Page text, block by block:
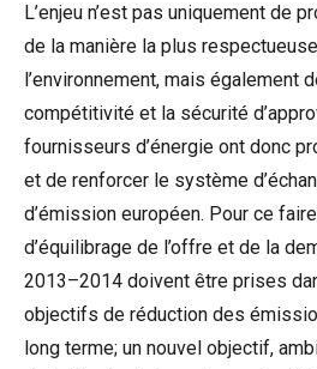
L’enjeu n’est pas uniquement de
de la manière la plus
l’environnement, mais également
compétitivité et la sécurité
fournisseurs d’énergie ont donc
et de renforcer le système
d’émission européen. Pour ce
d’équilibrage de l’offre et de la
2013–2014 doivent être prises
objectifs de réduction des
long terme; un nouvel objectif,